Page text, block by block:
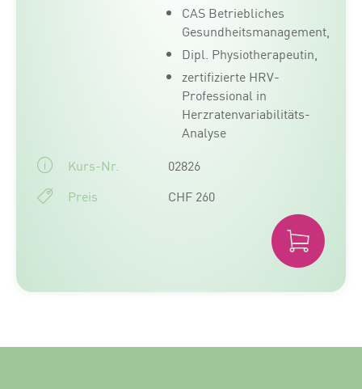
CAS Betriebliches
Gesundheitsmanagement,
Dipl. Physiotherapeutin,
zertifizierte HRV-
Professional in
Herzratenvariabilitäts-
Analyse
Kurs-Nr.
02826
Preis
CHF 260